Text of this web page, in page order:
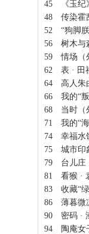
45
《玉
48 传染霍
52 “狗脚
56 树木与
59情场（
62 表 · 田
64 高人朱
66 我的“
68 当时（
71 我的“
74 幸福水
75 城市印
79 台儿庄
81 看猴 ·
83 收藏“
86 薄暮微
90 密码 ·
94
陶庵女